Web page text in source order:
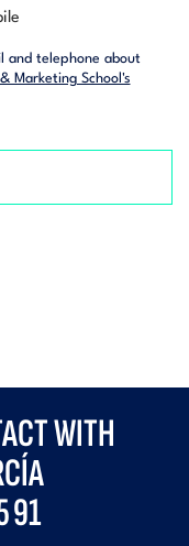
and telephone about
Marketing School's
WITH
91